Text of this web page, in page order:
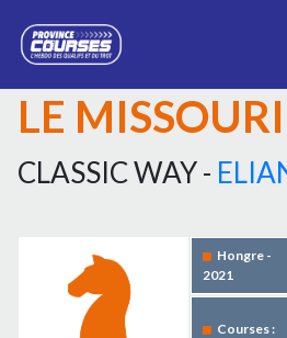
LE MISSOURI
CLASSIC WAY -
Hongre -
2021
Courses :